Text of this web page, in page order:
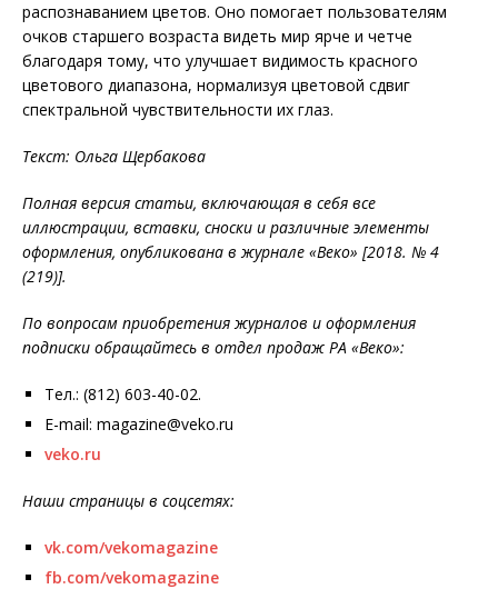
распознаванием цветов. Оно помогает пользователям
очков старшего возраста видеть мир ярче и четче
благодаря тому, что улучшает видимость красного
цветового диапазона, нормализуя цветовой сдвиг
спектральной чувствительности их глаз.
Текст: Ольга Щербакова
Полная версия статьи, включающая в себя все
иллюстрации, вставки, сноски и различные элементы
оформления, опубликована в журнале «Веко» [2018. № 4
(219)].
По вопросам приобретения журналов и оформления
подписки обращайтесь в отдел продаж РА «Веко»:
Тел.: (812) 603-40-02.
E-mail: magazine@veko.ru
veko.ru
Наши страницы в соцсетях:
vk.com/vekomagazine
fb.com/vekomagazine